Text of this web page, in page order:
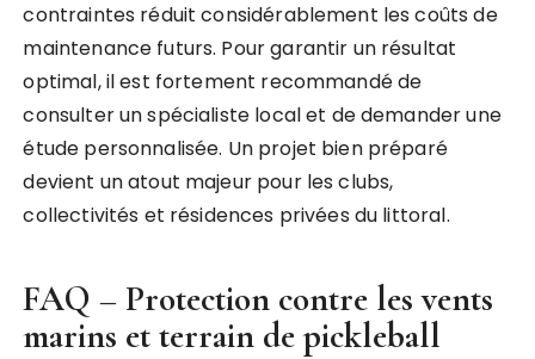
contraintes réduit considérablement les coûts de
maintenance futurs. Pour garantir un résultat
optimal, il est fortement recommandé de
consulter un spécialiste local et de demander une
étude personnalisée. Un projet bien préparé
devient un atout majeur pour les clubs,
collectivités et résidences privées du littoral.
FAQ – Protection contre les vents
marins et terrain de pickleball